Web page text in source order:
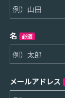
名 必須
メールアドレス